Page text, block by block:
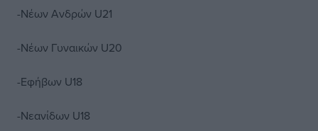
-Νέων Ανδρών U21
-Νέων Γυναικών U20
-Εφήβων U18
-Νεανίδων U18